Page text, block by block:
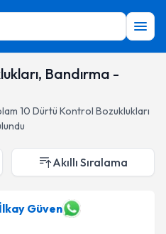
Bandırma -
10 Dürtü Kontrol Bozuklukları
Akıllı Sıralama
Güven